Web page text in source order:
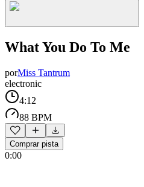
What You Do To Me
porMiss Tantrum
electronic
4:12
88 BPM
Comprar pista
0:00